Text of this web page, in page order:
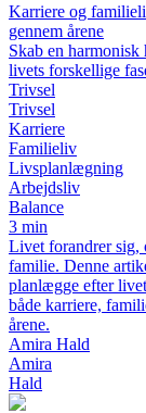
Karriere og
gennem årene
Skab en
livets forskellige
Trivsel
Trivsel
Karriere
Familieliv
Livsplanlægning
Arbejdsliv
Balance
3 min
Livet forandrer sig,
familie. Denne
planlægge efter
både karriere,
årene.
Amira Hald
Amira
Hald